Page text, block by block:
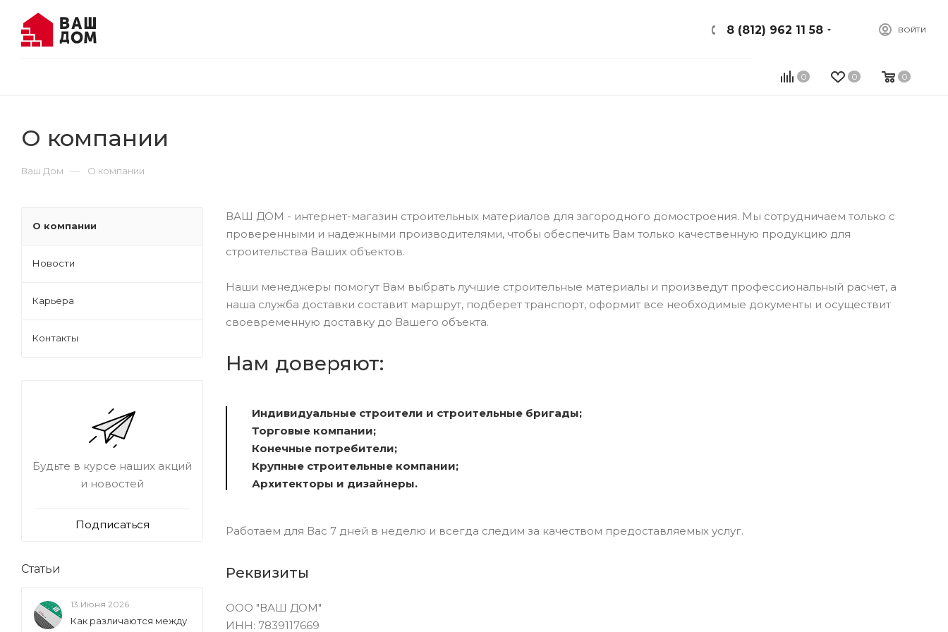
ВОЙТИ
8 (812) 962 11 58
0 0 0
О компании
Ваш Дом — О компании
ВАШ ДОМ - интернет-магазин строительных материалов для загородного домостроения. Мы сотрудничаем только с
проверенными и надежными производителями, чтобы обеспечить Вам только качественную продукцию для
строительства Ваших объектов.
Наши менеджеры помогут Вам выбрать лучшие строительные материалы и произведут профессиональный расчет, а
наша служба доставки составит маршрут, подберет транспорт, оформит все необходимые документы и осуществит
своевременную доставку до Вашего объекта.
Нам доверяют:
Индивидуальные строители и строительные бригады;
Торговые компании;
Конечные потребители;
Крупные строительные компании;
Архитекторы и дизайнеры.
Работаем для Вас 7 дней в неделю и всегда следим за качеством предоставляемых услуг.
Реквизиты
ООО "ВАШ ДОМ"
ИНН: 7839117669
О компании
Новости
Карьера
Контакты
Будьте в курсе наших акций
и новостей
Подписаться
Статьи
13 Июня 2026
Как различаются между